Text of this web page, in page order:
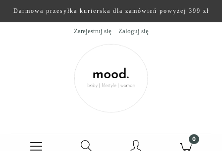
Darmowa przesyłka kurierska dla zamówień powyżej 399 zł
Zarejestruj się Zaloguj się